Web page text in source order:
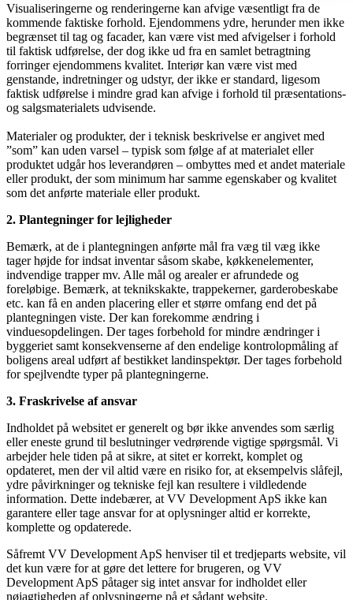
Visualiseringerne og renderingerne kan afvige væsentligt fra de
kommende faktiske forhold. Ejendommens ydre, herunder men ikke
begrænset til tag og facader, kan være vist med afvigelser i forhold
til faktisk udførelse, der dog ikke ud fra en samlet betragtning
forringer ejendommens kvalitet. Interiør kan være vist med
genstande, indretninger og udstyr, der ikke er standard, ligesom
faktisk udførelse i mindre grad kan afvige i forhold til præsentations-
og salgsmaterialets udvisende.
Materialer og produkter, der i teknisk beskrivelse er angivet med
”som” kan uden varsel – typisk som følge af at materialet eller
produktet udgår hos leverandøren – ombyttes med et andet materiale
eller produkt, der som minimum har samme egenskaber og kvalitet
som det anførte materiale eller produkt.
2. Plantegninger for lejligheder
Bemærk, at de i plantegningen anførte mål fra væg til væg ikke
tager højde for indsat inventar såsom skabe, køkkenelementer,
indvendige trapper mv. Alle mål og arealer er afrundede og
foreløbige. Bemærk, at teknikskakte, trappekerner, garderobeskabe
etc. kan få en anden placering eller et større omfang end det på
plantegningen viste. Der kan forekomme ændring i
vinduesopdelingen. Der tages forbehold for mindre ændringer i
byggeriet samt konsekvenserne af den endelige kontrolopmåling af
boligens areal udført af bestikket landinspektør. Der tages forbehold
for spejlvendte typer på plantegningerne.
3. Fraskrivelse af ansvar
Indholdet på websitet er generelt og bør ikke anvendes som særlig
eller eneste grund til beslutninger vedrørende vigtige spørgsmål. Vi
arbejder hele tiden på at sikre, at sitet er korrekt, komplet og
opdateret, men der vil altid være en risiko for, at eksempelvis slåfejl,
ydre påvirkninger og tekniske fejl kan resultere i vildledende
information. Dette indebærer, at VV Development ApS ikke kan
garantere eller tage ansvar for at oplysninger altid er korrekte,
komplette og opdaterede.
Såfremt VV Development ApS henviser til et tredjeparts website, vil
det kun være for at gøre det lettere for brugeren, og VV
Development ApS påtager sig intet ansvar for indholdet eller
nøjagtigheden af oplysningerne på et sådant website.